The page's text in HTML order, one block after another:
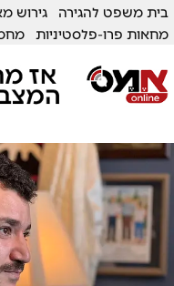
בית משפט להגירה
גירוש
מחאות פרו-פלסטיניות